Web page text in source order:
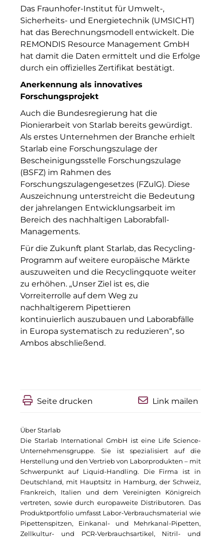
Hallberger Kultursommer
Hausbank München
HERZOG MAX
Hotel Königshof München GmbH & Co. KG
IGENUS Immobilien
Initiative Central Quartier
KERNenergie
Kollitsch Invest
LNGVTY
Malerei & Auftragsmalerei Nikolaus Kriese
Munich Art District (MAD)
MünchenBau
Münchner Wohnen
Munich Airport Business Park
National Center for Waste Management
Neuhausen Neudenken
PAULUS Immobiliengruppe
R&S Immobilienmanagement GmbH
Rock Capital Group
Schwaiger Group
Scrivo Communications
Starlab International GmbH
The Q
Das Fraunhofer-Institut für Umwelt-,
Sicherheits- und Energietechnik (UMSICHT)
hat das Berechnungsmodell entwickelt. Die
REMONDIS Resource Management GmbH
hat damit die Daten ermittelt und die Erfolge
durch ein offizielles Zertifikat bestätigt.
Anerkennung als innovatives
Forschungsprojekt
Auch die Bundesregierung hat die
Pionierarbeit von Starlab bereits gewürdigt.
Als erstes Unternehmen der Branche erhielt
Starlab eine Forschungszulage der
Bescheinigungsstelle Forschungszulage
(BSFZ) im Rahmen des
Forschungszulagengesetzes (FZulG). Diese
Auszeichnung unterstreicht die Bedeutung
der jahrelangen Entwicklungsarbeit im
Bereich des nachhaltigen Laborabfall-
Managements.
Für die Zukunft plant Starlab, das Recycling-
Programm auf weitere europäische Märkte
auszuweiten und die Recyclingquote weiter
zu erhöhen. „Unser Ziel ist es, die
Vorreiterrolle auf dem Weg zu
nachhaltigerem Pipettieren
kontinuierlich auszubauen und Laborabfälle
in Europa systematisch zu reduzieren“, so
Ambos abschließend.
Seite drucken Link mailen
Über Starlab
Die Starlab International GmbH ist eine Life Science-
Unternehmensgruppe. Sie ist spezialisiert auf die
Herstellung und den Vertrieb von Laborprodukten – mit
Schwerpunkt auf Liquid-Handling. Die Firma ist in
Deutschland, mit Hauptsitz in Hamburg, der Schweiz,
Frankreich, Italien und dem Vereinigten Königreich
vertreten, sowie durch europaweite Distributoren. Das
Produktportfolio umfasst Labor-Verbrauchsmaterial wie
Pipettenspitzen, Einkanal- und Mehrkanal-Pipetten,
Zellkultur- und PCR-Verbrauchsartikel, Nitril- und